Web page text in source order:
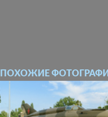
ПОХОЖИЕ